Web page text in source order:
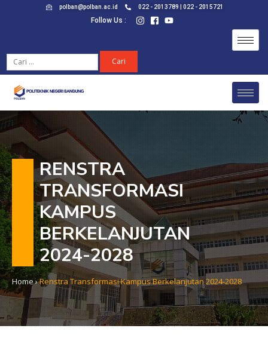
polban@polban.ac.id 022 - 2013789 | 022 - 2015721
Follow Us :
RENSTRA
TRANSFORMASI
KAMPUS
BERKELANJUTAN
2024-2028
Home›Renstra Transformasi Kampus Berkelanjutan 2024-2028